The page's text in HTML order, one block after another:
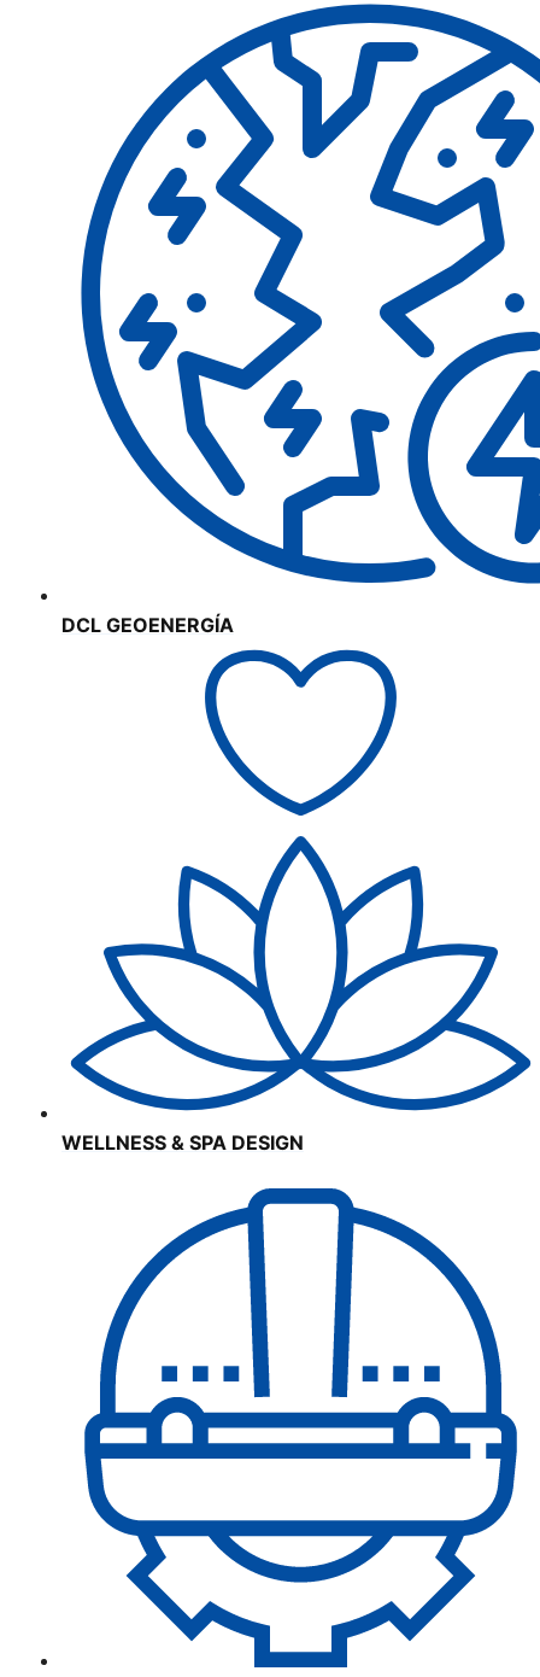
DCL GEOENERGÍA
WELLNESS & SPA DESIGN